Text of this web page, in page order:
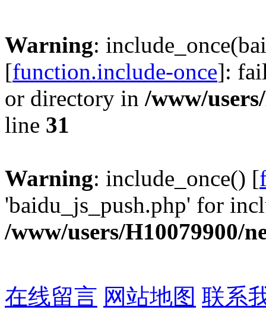
Warning:
[function.include-once]:
or directory in /www/
line 31
Warning: include_once() [
'baidu_js_push.php' for
/www/users/H10079900/
在线留言 网站地图 联系